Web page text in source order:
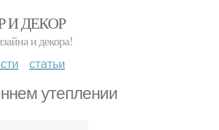
И ДЕКОР
и декора!
статьи
утеплении